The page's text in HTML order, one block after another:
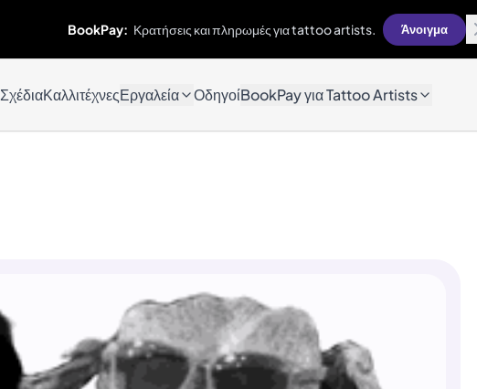
BookPay: Κρατήσεις και πληρωμές για tattoo artists. Άνοιγμα
ΣχέδιαΚαλλιτέχνεςΕργαλεία ΟδηγοίBookPay για Tattoo Artists